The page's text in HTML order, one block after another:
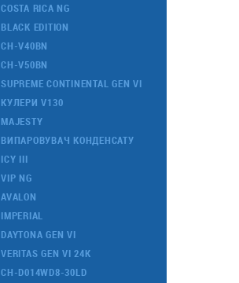
COSTA RICA NG
BLACK EDITION
CH-V40BN
CH-V50BN
SUPREME CONTINENTAL GEN VI
КУЛЕРИ V130
MAJESTY
ВИПАРОВУВАЧ КОНДЕНСАТУ
ICY III
VIP NG
AVALON
IMPERIAL
DAYTONA GEN VI
VERITAS GEN VI 24K
CH-D014WD8-30LD